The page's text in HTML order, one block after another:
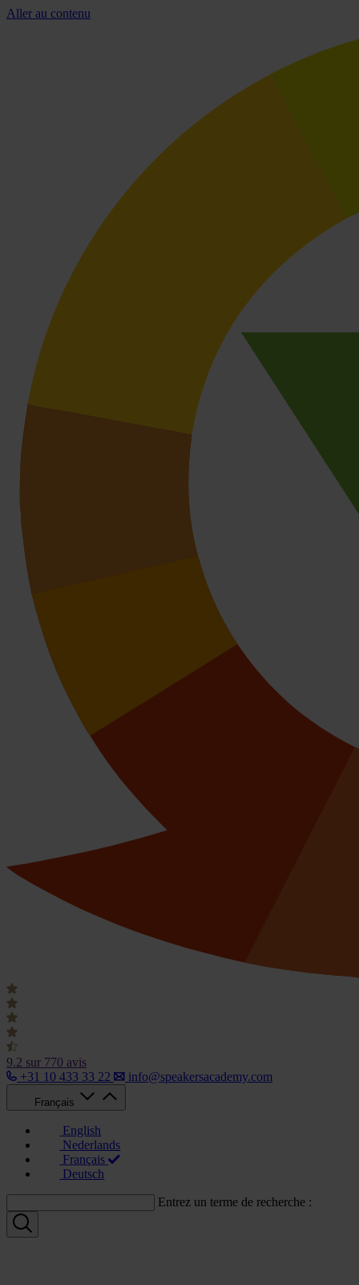
Aller au contenu
9.2 sur 770 avis
+31 10 433 33 22
info@speakersacademy.com
Français
English
Nederlands
Français
Deutsch
Entrez un terme de recherche :